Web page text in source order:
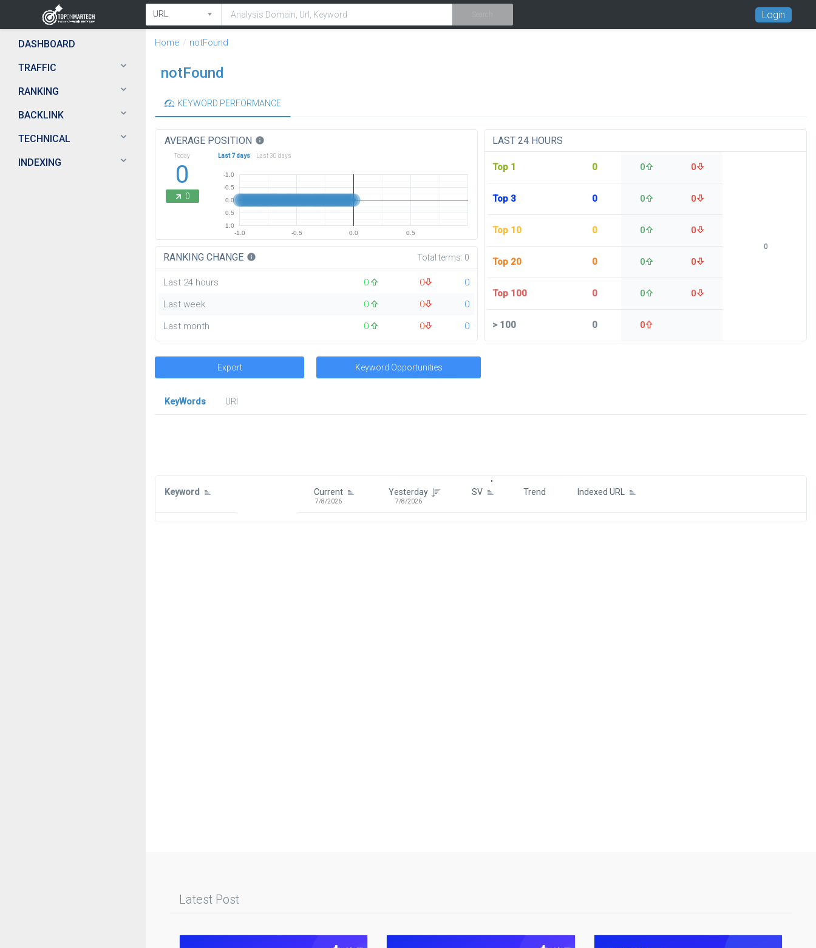
Login
DASHBOARD
TRAFFIC
RANKING
BACKLINK
TECHNICAL
INDEXING
Home notFound
notFound
KEYWORD PERFORMANCE
AVERAGE POSITION info
Today
0
0
Last 7 days Last 30 days
-1.0 -0.5 0.0 0.5
-1.0
-0.5
0.0
0.5
1.0
RANKING CHANGE info Total terms: 0
Last 24 hours 0 0
0
Last week
0 0
0
Last month
0 0 0
LAST 24 HOURS
Top 1 0 0 0
Top 3 0 0 0
Top 10 0 0 0
Top 20 0 0 0
Top 100 0 0 0
>100 0 0
0
Export Keyword Opportunities
KeyWords
URl
Keyword Current
7/8/2026
Yesterday
7/8/2026
SV Trend Indexed URL
Latest Post